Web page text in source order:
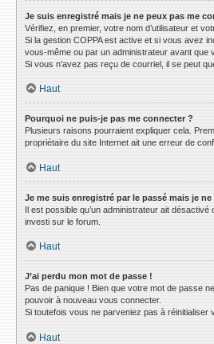
Je suis enregistré mais je ne peux pas me
Vérifiez, en premier, votre nom d’utilisateur et
Si la gestion COPPA est active et si vous avez
vous-même ou par un administrateur avant que
Si vous n’avez pas reçu de courriel, il se peut
Haut
Pourquoi ne puis-je pas me connecter ?
Plusieurs raisons pourraient expliquer cela.
propriétaire du site Internet ait une erreur de
Haut
Je me suis enregistré par le passé mais je
Il est possible qu’un administrateur ait
investi sur le forum.
Haut
J’ai perdu mon mot de passe !
Pas de panique ! Bien que votre mot de passe
pouvoir à nouveau vous connecter.
Si toutefois vous ne parveniez pas à réinitialiser
Haut